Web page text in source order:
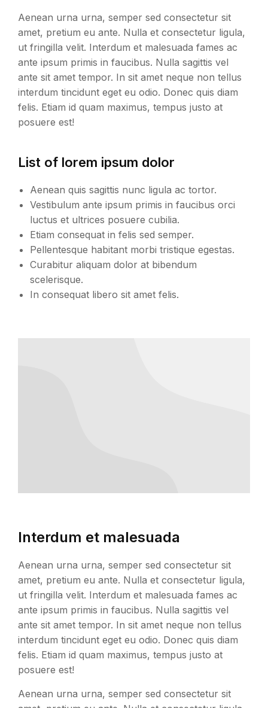
Aenean urna urna, semper sed consectetur sit
amet, pretium eu ante. Nulla et consectetur ligula,
ut fringilla velit. Interdum et malesuada fames ac
ante ipsum primis in faucibus. Nulla sagittis vel
ante sit amet tempor. In sit amet neque non tellus
interdum tincidunt eget eu odio. Donec quis diam
felis. Etiam id quam maximus, tempus justo at
posuere est!
List of lorem ipsum dolor
Aenean quis sagittis nunc ligula ac tortor.
Vestibulum ante ipsum primis in faucibus orci
luctus et ultrices posuere cubilia.
Etiam consequat in felis sed semper.
Pellentesque habitant morbi tristique egestas.
Curabitur aliquam dolor at bibendum
scelerisque.
In consequat libero sit amet felis.
Interdum et malesuada
Aenean urna urna, semper sed consectetur sit
amet, pretium eu ante. Nulla et consectetur ligula,
ut fringilla velit. Interdum et malesuada fames ac
ante ipsum primis in faucibus. Nulla sagittis vel
ante sit amet tempor. In sit amet neque non tellus
interdum tincidunt eget eu odio. Donec quis diam
felis. Etiam id quam maximus, tempus justo at
posuere est!
Aenean urna urna, semper sed consectetur sit